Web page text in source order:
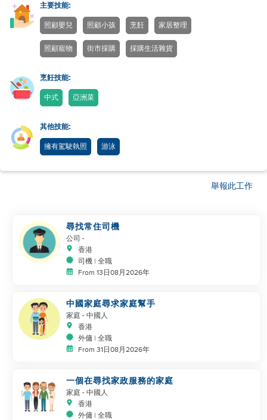
主要技能:
照顧嬰兒 照顧小孩 烹飪 家居整理
照顧寵物 街市採購 採購生活雜貨
烹飪技能:
中式 亞洲菜
其他技能:
擁有駕駛執照 游泳
舉報此工作
尋找常住司機
公司 -
香港
司機 | 全職
From 13日08月2026年
中國家庭尋求家庭幫手
家庭 - 中國人
香港
外傭 | 全職
From 31日08月2026年
一個在尋找家政服務的家庭
家庭 - 中國人
香港
外傭 | 全職